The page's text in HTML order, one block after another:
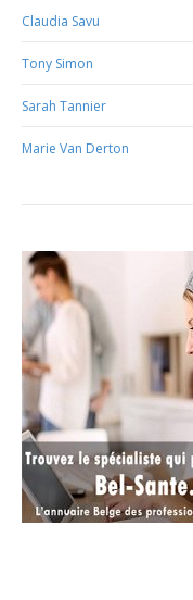
Claudia Savu
Tony Simon
Sarah Tannier
Marie Van Derton